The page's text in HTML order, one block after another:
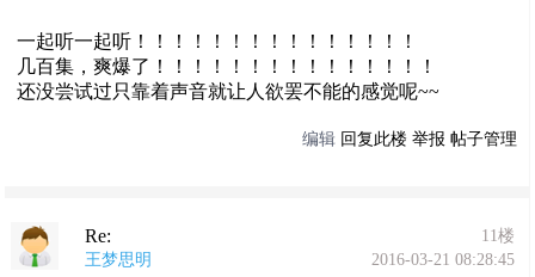
一起听一起听！！！！！！！！！！！！！！！
几百集，爽爆了！！！！！！！！！！！！！！！
还没尝试过只靠着声音就让人欲罢不能的感觉呢~~
编辑 回复此楼 举报 帖子管理
Re:
11楼
王梦思明
2016-03-21 08:28:45